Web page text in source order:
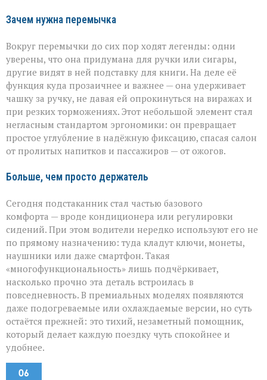
Зачем нужна перемычка
Вокруг перемычки до сих пор ходят легенды: одни
уверены, что она придумана для ручки или сигары,
другие видят в ней подставку для книги. На деле её
функция куда прозаичнее и важнее — она удерживает
чашку за ручку, не давая ей опрокинуться на виражах и
при резких торможениях. Этот небольшой элемент стал
негласным стандартом эргономики: он превращает
простое углубление в надёжную фиксацию, спасая салон
от пролитых напитков и пассажиров — от ожогов.
Больше, чем просто держатель
Сегодня подстаканник стал частью базового
комфорта — вроде кондиционера или регулировки
сидений. При этом водители нередко используют его не
по прямому назначению: туда кладут ключи, монеты,
наушники или даже смартфон. Такая
«многофункциональность» лишь подчёркивает,
насколько прочно эта деталь встроилась в
повседневность. В премиальных моделях появляются
даже подогреваемые или охлаждаемые версии, но суть
остаётся прежней: это тихий, незаметный помощник,
который делает каждую поездку чуть спокойнее и
удобнее.
06